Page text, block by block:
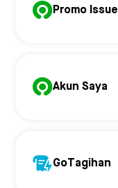
Promo Issue
Akun Saya
GoTagihan